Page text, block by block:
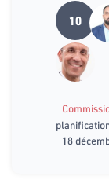
10
18